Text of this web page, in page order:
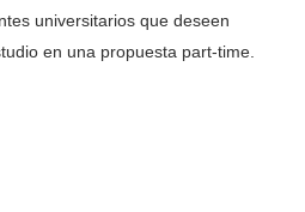
universitarios que deseen
en una propuesta part-time.